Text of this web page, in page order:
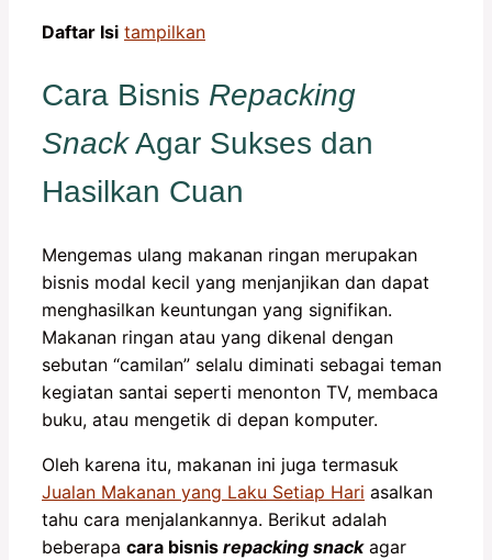
Daftar Isi tampilkan
Cara Bisnis Repacking
SnackAgar Sukses dan
Hasilkan Cuan
Mengemas ulang makanan ringan merupakan
bisnis modal kecil yang menjanjikan dan dapat
menghasilkan keuntungan yang signifikan.
Makanan ringan atau yang dikenal dengan
sebutan “camilan” selalu diminati sebagai teman
kegiatan santai seperti menonton TV, membaca
buku, atau mengetik di depan komputer.
Oleh karena itu, makanan ini juga termasuk
Jualan Makanan yang Laku Setiap Hari asalkan
tahu cara menjalankannya. Berikut adalah
beberapa cara bisnis repacking snackagar